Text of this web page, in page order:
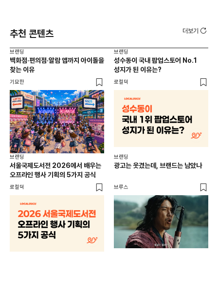
추천 콘텐츠 더보기
브랜딩
백화점·편의점·알람 앱까지 아이돌을
찾는 이유
기묘한
브랜딩
성수동이 국내 팝업스토어 No.1
성지가 된 이유는?
로컬덕
브랜딩
서울국제도서전 2026에서 배우는
오프라인 행사 기획의 5가지 공식
로컬덕
브랜딩
광고는 웃겼는데, 브랜드는 남았나
브루스